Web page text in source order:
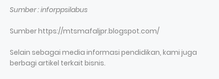
Sumber : inforppsilabus
Sumber https://mtsmafaljpr.blogspot.com/
Selain sebagai media informasi pendidikan, kami juga
berbagi artikel terkait bisnis.